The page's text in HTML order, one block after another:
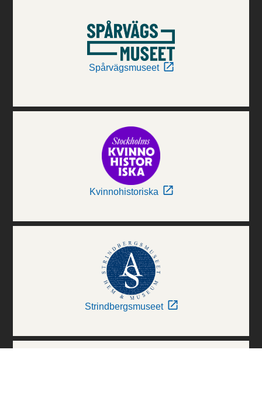
Spårvägsmuseet
Kvinnohistoriska
Strindbergsmuseet